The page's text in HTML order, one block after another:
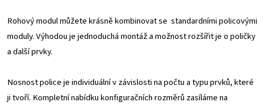
Rohový modul můžete krásně kombinovat se standardními policovými
moduly. Výhodou je jednoduchá montáž a možnost rozšířit je o poličky
a další prvky.
Nosnost police je individuální v závislosti na počtu a typu prvků, které
ji tvoří. Kompletní nabídku konfiguračních rozměrů zasíláme na